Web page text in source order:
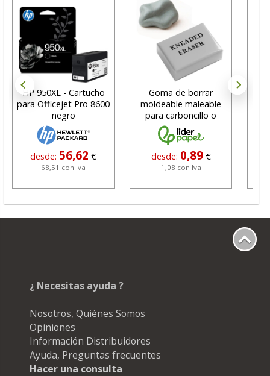
HP 950XL - Cartucho
para Officejet Pro 8600
negro
desde: 56,62 €
68,51 con Iva
Goma de borrar
moldeable maleable
para carboncillo o
grafito
desde: 0,89 €
1,08 con Iva
¿ Necesitas ayuda ?
Nosotros, Quiénes Somos
Opiniones
Información Distribuidores
Ayuda, Preguntas frecuentes
Hacer una consulta